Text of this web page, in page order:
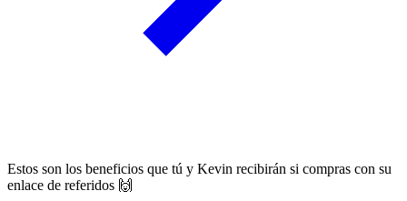
Estos son los beneficios que tú y Kevin recibirán si compras con su
enlace de referidos 🙌